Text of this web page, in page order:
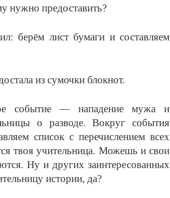
нужно предоставить?
берём лист бумаги и составляем
из сумочки блокнот.
событие — нападение мужа и
о разводе. Вокруг события
список с перечислением всех
твоя учительница. Можешь и свои
Ну и других заинтересованных
истории, да?